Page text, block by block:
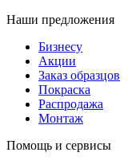
Наши предложения
Бизнесу
Акции
Заказ образцов
Покраска
Распродажа
Монтаж
Помощь и сервисы